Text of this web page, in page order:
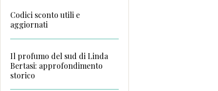
Codici sconto utili e
aggiornati
Il profumo del sud di Linda
Bertasi: approfondimento
storico